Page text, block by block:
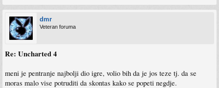
dmr
Veteran foruma
Re: Uncharted 4
meni je pentranje najbolji dio igre, volio bih da je jos teze tj. da se
moras malo vise potruditi da skontas kako se popeti negdje.